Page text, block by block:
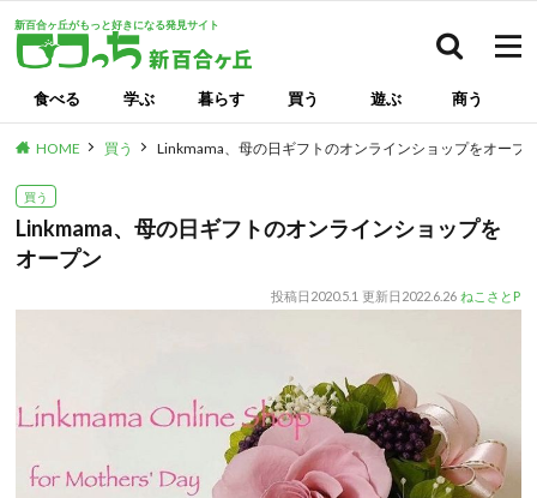
新百合ヶ丘がもっと好きになる発見サイト
食べる 学ぶ 暮らす 買う 遊ぶ 商う
HOME 買う Linkmama、母の日ギフトのオンラインショップをオープ
買う
Linkmama、母の日ギフトのオンラインショップを
オープン
投稿日 2020.5.1 更新日 2022.6.26 ねこさとP